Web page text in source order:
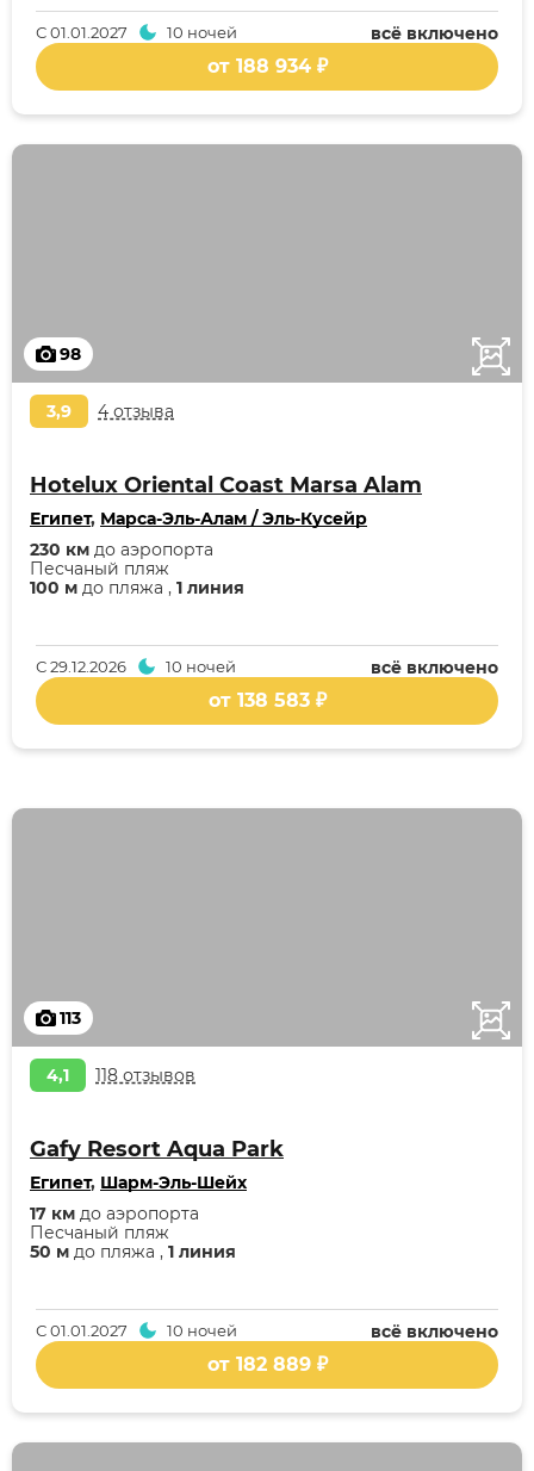
всё включено
С01.01.2027 10 ночей
от 188 934 ₽
98
3,9 4 отзыва
Hotelux Oriental Coast Marsa Alam
Египет, Марса-Эль-Алам / Эль-Кусейр
100 м до пляжа , 1 линия
Песчаный пляж
230 км до аэропорта
всё включено
С29.12.2026 10 ночей
от 138 583 ₽
113
4,1 118 отзывов
Gafy Resort Aqua Park
Египет, Шарм-Эль-Шейх
50 м до пляжа , 1 линия
Песчаный пляж
17 км до аэропорта
всё включено
С01.01.2027 10 ночей
от 182 889 ₽